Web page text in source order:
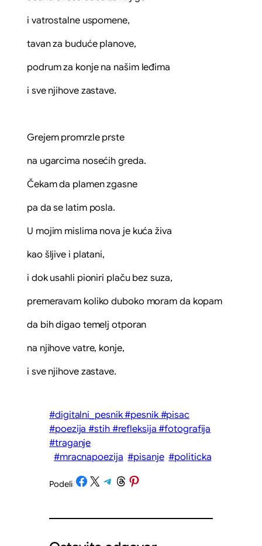
i vatrostalne uspomene,
tavan za buduće planove,
podrum za konje na našim leđima
i sve njihove zastave.
Grejem promrzle prste
na ugarcima nosećih greda.
Čekam da plamen zgasne
pa da se latim posla.
U mojim mislima nova je kuća živa
kao šljive i platani,
i dok usahli pioniri plaču bez suza,
premeravam koliko duboko moram da kopam
da bih digao temelj otporan
na njihove vatre, konje,
i sve njihove zastave.
#digitalni_pesnik #pesnik #pisac
#poezija #stih #refleksija #fotografija
#traganje
#mracnapoezija #pisanje #politicka
Podeli/Share on Facebook
Share on X Share on Telegram
Share on Threads
Share on Pinterest